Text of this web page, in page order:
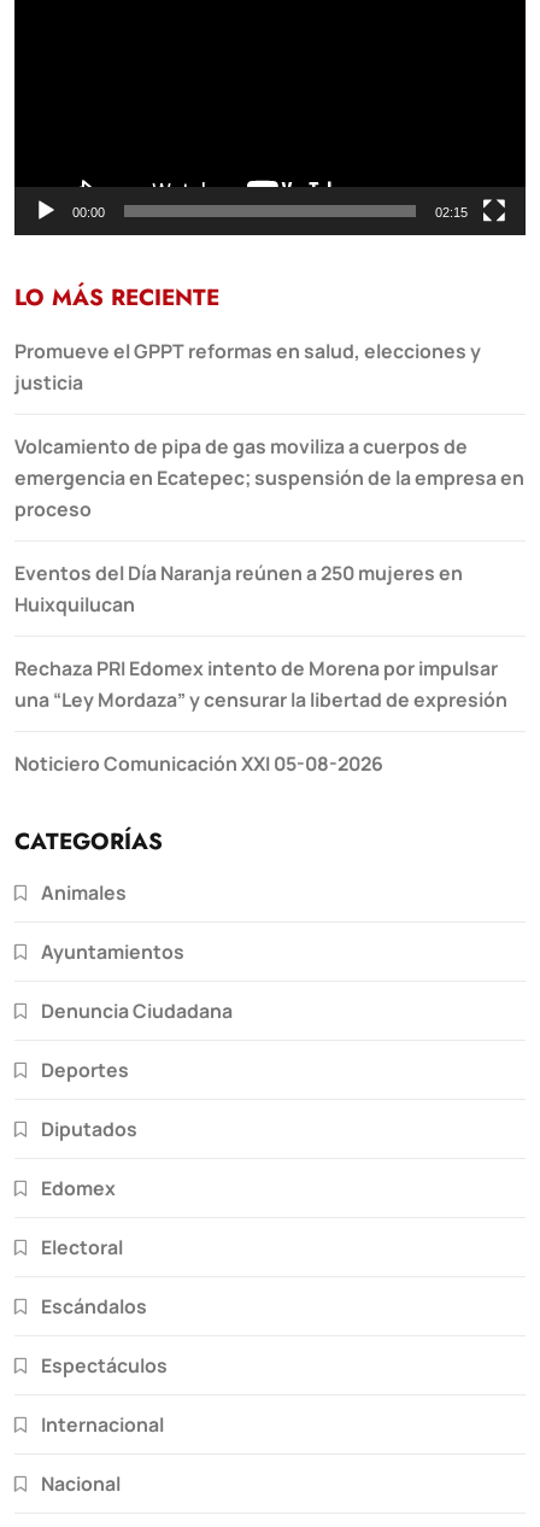
00:00 02:15
LO MÁS RECIENTE
Promueve el GPPT reformas en salud, elecciones y
justicia
Volcamiento de pipa de gas moviliza a cuerpos de
emergencia en Ecatepec; suspensión de la empresa en
proceso
Eventos del Día Naranja reúnen a 250 mujeres en
Huixquilucan
Rechaza PRI Edomex intento de Morena por impulsar
una “Ley Mordaza” y censurar la libertad de expresión
Noticiero Comunicación XXI 05-08-2026
CATEGORÍAS
Animales
Ayuntamientos
Denuncia Ciudadana
Deportes
Diputados
Edomex
Electoral
Escándalos
Espectáculos
Internacional
Nacional